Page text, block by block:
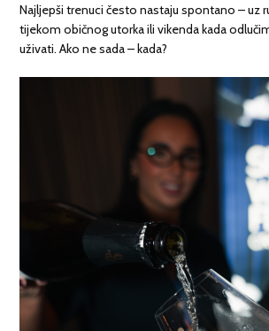
Najljepši trenuci često nastaju spontano – uz
tijekom običnog utorka ili vikenda kada
uživati. Ako ne sada – kada?